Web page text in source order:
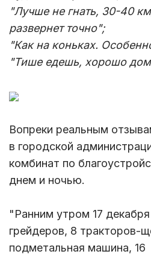
"Лучше не гнать, 30-40
развернет точно";
"Как на коньках.
"Тише едешь, хорошо
Вопреки реальным
в городской
комбинат по
днем и ночью.
"Ранним утром 17
грейдеров, 8 тракторов-
подметальная машина, 16